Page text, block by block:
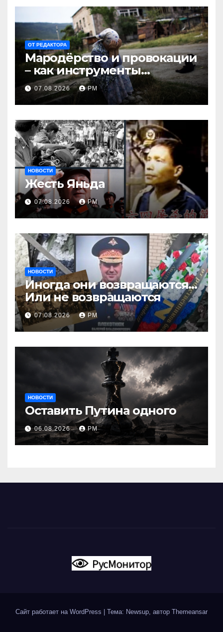
ОТ РЕДАКТОРА
Мародёрство и провокации
– как инструменты
современной политики
России
07.08.2026 РМ
НОВОСТИ
Жесть Яньда
07.08.2026 РМ
НОВОСТИ
Иногда они возвращаются…
Или не возвращаются
07.08.2026 РМ
НОВОСТИ
Оставить Путина одного
06.08.2026 РМ
Сайт работает на WordPress Тема: Newsup, автор Themeansar